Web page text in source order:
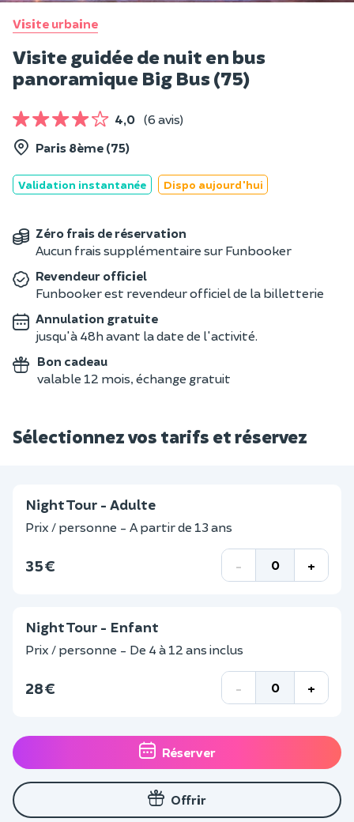
Visite urbaine
Visite guidée de nuit en bus
panoramique Big Bus (75)
4,0 (6 avis)
Paris 8ème (75)
Validation instantanée Dispo aujourd'hui
Zéro frais de réservation
Aucun frais supplémentaire sur Funbooker
Revendeur officiel
Funbooker est revendeur officiel de la billetterie
Annulation gratuite
jusqu'à 48h avant la date de l'activité.
Bon cadeau
valable 12 mois, échange gratuit
Sélectionnez vos tarifs et réservez
Night Tour - Adulte
Prix / personne - A partir de 13 ans
35 € - +
Night Tour - Enfant
Prix / personne - De 4 à 12 ans inclus
28 € - +
Réserver
Offrir